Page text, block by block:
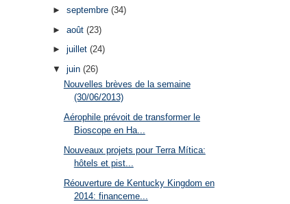
► septembre (34)
► août (23)
► juillet (24)
▼ juin (26)
Nouvelles brèves de la semaine
(30/06/2013)
Aérophile prévoit de transformer le
Bioscope en Ha...
Nouveaux projets pour Terra Mítica:
hôtels et pist...
Réouverture de Kentucky Kingdom en
2014: financeme...